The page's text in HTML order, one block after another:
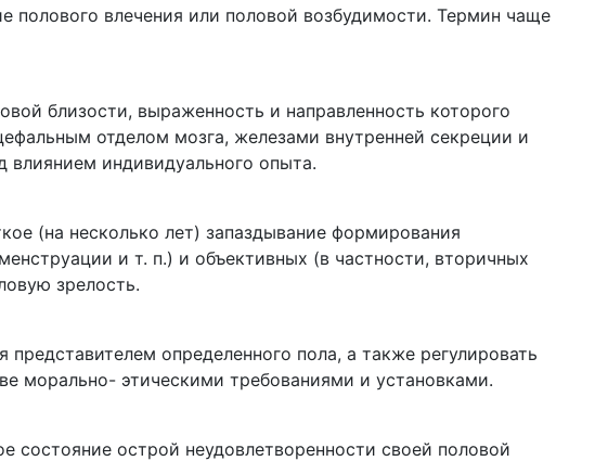
полового влечения или половой возбудимости. Термин чаще
близости, выраженность и направленность которого
отделом мозга, железами внутренней секреции и
индивидуального опыта.
(на несколько лет) запаздывание формирования
и т. п.) и объективных (в частности, вторичных
зрелость.
представителем определенного пола, а также регулировать
морально- этическими требованиями и установками.
состояние острой неудовлетворенности своей половой